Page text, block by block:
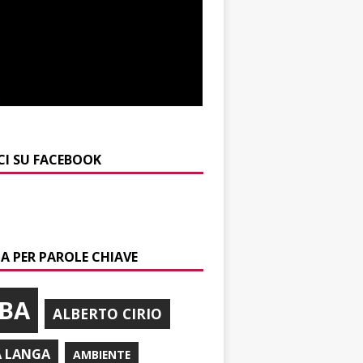
SU FACEBOOK
PER PAROLE CHIAVE
ALBERTO CIRIO
LANGA AMBIENTE